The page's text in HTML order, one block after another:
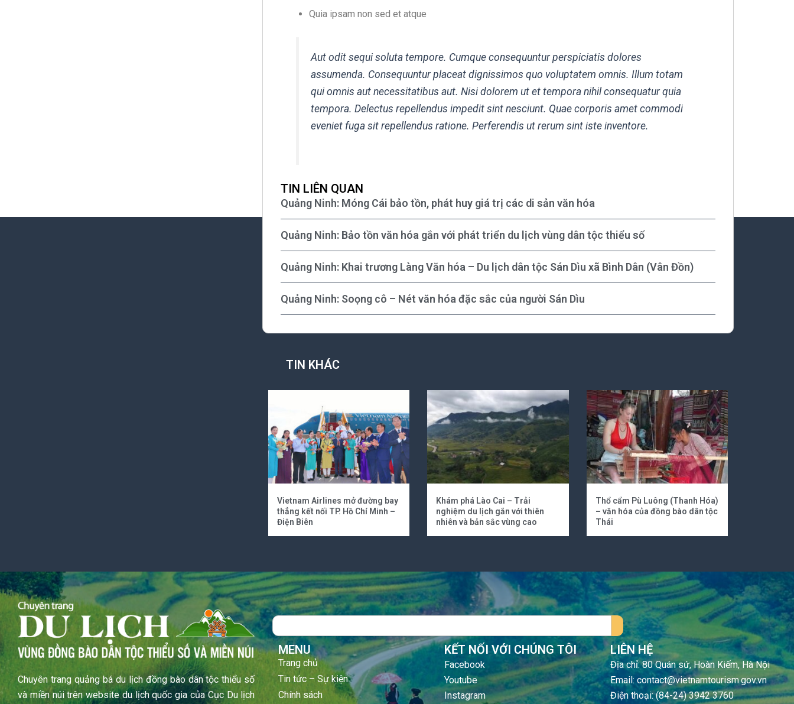
Quia ipsam non sed et atque
Aut odit sequi soluta tempore. Cumque consequuntur perspiciatis dolores
assumenda. Consequuntur placeat dignissimos quo voluptatem omnis. Illum totam
qui omnis aut necessitatibus aut. Nisi dolorem ut et tempora nihil consequatur quia
tempora. Delectus repellendus impedit sint nesciunt. Quae corporis amet commodi
eveniet fuga sit repellendus ratione. Perferendis ut rerum sint iste inventore.
TIN LIÊN QUAN
Quảng Ninh: Móng Cái bảo tồn, phát huy giá trị các di sản văn hóa
Quảng Ninh: Bảo tồn văn hóa gắn với phát triển du lịch vùng dân tộc thiểu số
Quảng Ninh: Khai trương Làng Văn hóa – Du lịch dân tộc Sán Dìu xã Bình Dân (Vân Đồn)
Quảng Ninh: Soọng cô – Nét văn hóa đặc sắc của người Sán Dìu
TIN KHÁC
Vietnam Airlines mở đường bay
thẳng kết nối TP. Hồ Chí Minh –
Điện Biên
Khám phá Lào Cai – Trải
nghiệm du lịch gắn với thiên
nhiên và bản sắc vùng cao
Thổ cẩm Pù Luông (Thanh Hóa)
– văn hóa của đồng bào dân tộc
Thái
Chuyên trang quảng bá du lịch đồng bào dân tộc thiểu số
và miền núi trên website du lịch quốc gia của Cục Du lịch
Search
MENU
Trang chủ
Tin tức – Sự kiện
Chính sách
KẾT NỐI VỚI CHÚNG TÔI
Facebook
Youtube
Instagram
LIÊN HỆ
Địa chỉ: 80 Quán sứ, Hoàn Kiếm, Hà Nội
Email: contact@vietnamtourism.gov.vn
Điện thoại: (84-24) 3942 3760